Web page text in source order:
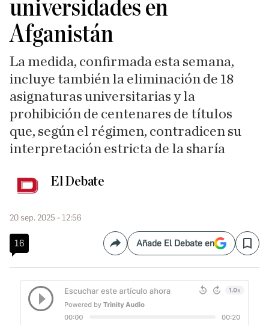
universidades en
Afganistán
La medida, confirmada esta semana,
incluye también la eliminación de 18
asignaturas universitarias y la
prohibición de centenares de títulos
que, según el régimen, contradicen su
interpretación estricta de la sharía
El Debate
20 sep. 2025 - 12:56
16 CompartirAñade El Debate en Save